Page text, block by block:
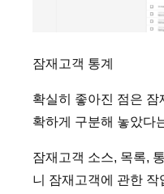
잠재고객 통계
확실히 좋아진 점은 잠
확하게 구분해 놓았다
잠재고객 소스, 목록,
니 잠재고객에 관한